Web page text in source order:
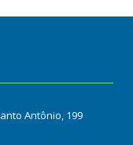
Antônio, 199